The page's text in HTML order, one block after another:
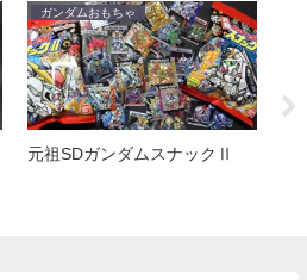
ガンダムおもちゃ
元祖SDガンダムスナックⅡ